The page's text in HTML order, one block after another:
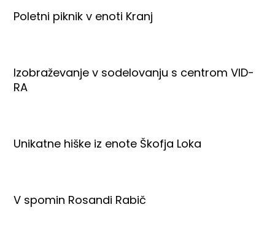
Poletni piknik v enoti Kranj
Izobraževanje v sodelovanju s centrom VID-
RA
Unikatne hiške iz enote Škofja Loka
V spomin Rosandi Rabič